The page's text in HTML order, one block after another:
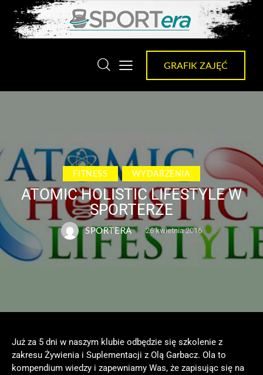
GRAFIK ZAJĘĆ
FITNESS WYDARZENIA
ATOMIC HOLISTIC LIFESTYLE W
SPORTERZE
SPORTERA 26 kwietnia 2016
Już za 5 dni w naszym klubie odbędzie się szkolenie z
zakresu Żywienia i Suplementacji z Olą Garbacz. Ola to
kompendium wiedzy i zapewniamy Was, że zapisując się na